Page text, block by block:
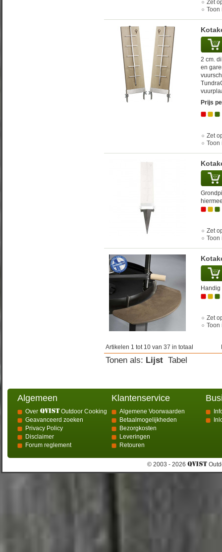
Zet
Toon
2 cm.
en
Prijs
Zet
Toon
Zet
Toon
Zet
Toon
Artikelen 1 tot 10 van 37 in totaal
Tonen als: Lijst Tabel
Algemeen
Over
Outdoor Cooking
Geavanceerd zoeken
Privacy Policy
Disclaimer
Forum reglement
Klantenservice
Algemene Voorwaarden
Betaalmogelijkheden
Bezorgkosten
Leveringen
Retouren
© 2003 - 2026